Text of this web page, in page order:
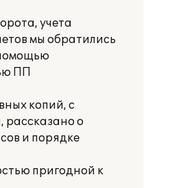
учета
мы обратились
ПП
копий, с
рассказано о
и порядке
пригодной к